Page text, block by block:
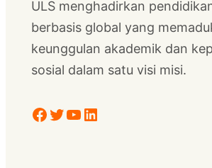
ULS menghadirkan
berbasis global yang
keunggulan akademik dan
sosial dalam satu visi misi.
Facebook Twitter YouTube LinkedIn